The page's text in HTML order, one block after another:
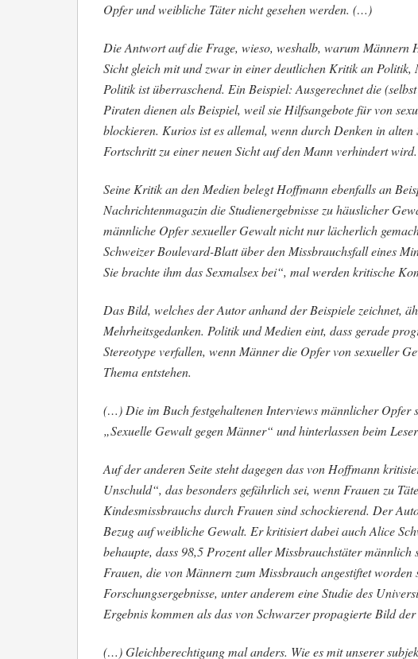
Opfer und weibliche Täter nicht gesehen werden. (…)
Die Antwort auf die Frage, wieso, weshalb, warum
Sicht gleich mit und zwar in einer deutlichen Kritik an
Politik ist überraschend. Ein Beispiel: Ausgerechnet die
Piraten dienen als Beispiel, weil sie Hilfsangebote für von
blockieren. Kurios ist es allemal, wenn durch Denken in
Fortschritt zu einer neuen Sicht auf den Mann verhindert wird.
Seine Kritik an den Medien belegt Hoffmann ebenfalls an
Nachrichtenmagazin die Studienergebnisse zu häuslicher
männliche Opfer sexueller Gewalt nicht nur lächerlich
Schweizer Boulevard-Blatt über den Missbrauchsfall eines
Sie brachte ihm das Sexmalsex bei“, mal werden kritische
Das Bild, welches der Autor anhand der Beispiele zeichnet,
Mehrheitsgedanken. Politik und Medien eint, dass gerade
Stereotype verfallen, wenn Männer die Opfer von sexueller
Thema entstehen.
(…) Die im Buch festgehaltenen Interviews männlicher Opfer
„Sexuelle Gewalt gegen Männer“ und hinterlassen beim
Auf der anderen Seite steht dagegen das von Hoffmann
Unschuld“, das besonders gefährlich sei, wenn Frauen zu
Kindesmissbrauchs durch Frauen sind schockierend. Der
Bezug auf weibliche Gewalt. Er kritisiert dabei auch Alice
behaupte, dass 98,5 Prozent aller Missbrauchstäter männlich
Frauen, die von Männern zum Missbrauch angestiftet
Forschungsergebnisse, unter anderem eine Studie des
Ergebnis kommen als das von Schwarzer propagierte Bild
(…) Gleichberechtigung mal anders. Wie es mit unserer